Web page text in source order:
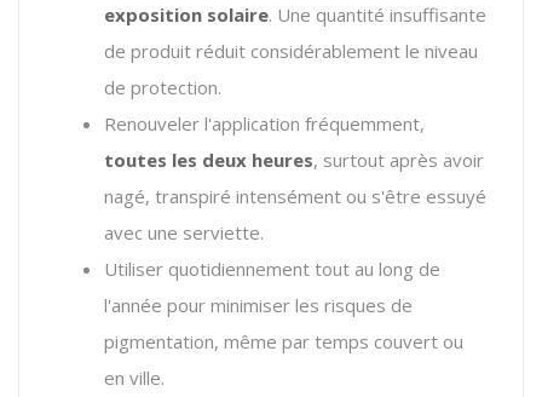
exposition solaire. Une quantité insuffisante
de produit réduit considérablement le niveau
de protection.
Renouveler l'application fréquemment,
toutes les deux heures, surtout après avoir
nagé, transpiré intensément ou s'être essuyé
avec une serviette.
Utiliser quotidiennement tout au long de
l'année pour minimiser les risques de
pigmentation, même par temps couvert ou
en ville.